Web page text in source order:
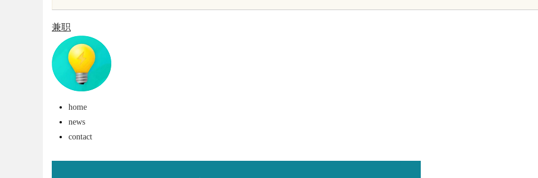
sc
兼职
home
news
contact
眼镜 上海配眼镜